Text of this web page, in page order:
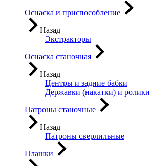
Оснаска и приспособление
Назад
Экстракторы
Оснаска станочная
Назад
Центры и задние бабки
Державки (накатки) и ролики
Патроны станочные
Назад
Патроны сверлильные
Плашки